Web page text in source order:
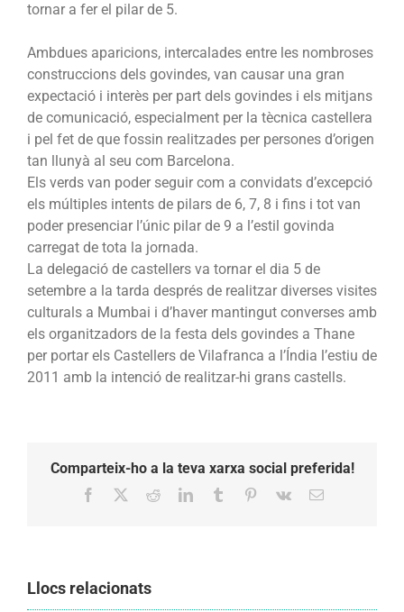
tornar a fer el pilar de 5.
Ambdues aparicions, intercalades entre les nombroses
construccions dels govindes, van causar una gran
expectació i interès per part dels govindes i els mitjans
de comunicació, especialment per la tècnica castellera
i pel fet de que fossin realitzades per persones d’origen
tan llunyà al seu com Barcelona.
Els verds van poder seguir com a convidats d’excepció
els múltiples intents de pilars de 6, 7, 8 i fins i tot van
poder presenciar l’únic pilar de 9 a l’estil govinda
carregat de tota la jornada.
La delegació de castellers va tornar el dia 5 de
setembre a la tarda després de realitzar diverses visites
culturals a Mumbai i d’haver mantingut converses amb
els organitzadors de la festa dels govindes a Thane
per portar els Castellers de Vilafranca a l’Índia l’estiu de
2011 amb la intenció de realitzar-hi grans castells.
Comparteix-ho a la teva xarxa social preferida!
Facebook RedditLinkedInTumblr Pinterest
Vk Email:
Llocs relacionats